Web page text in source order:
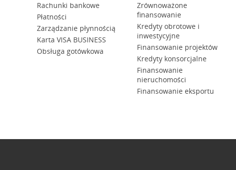
Rachunki bankowe
Płatności
Zarządzanie płynnością
Karta VISA BUSINESS
Obsługa gotówkowa
Zrównoważone
finansowanie
Kredyty obrotowe i
inwestycyjne
Finansowanie projektów
Kredyty konsorcjalne
Finansowanie
nieruchomości
Finansowanie eksportu